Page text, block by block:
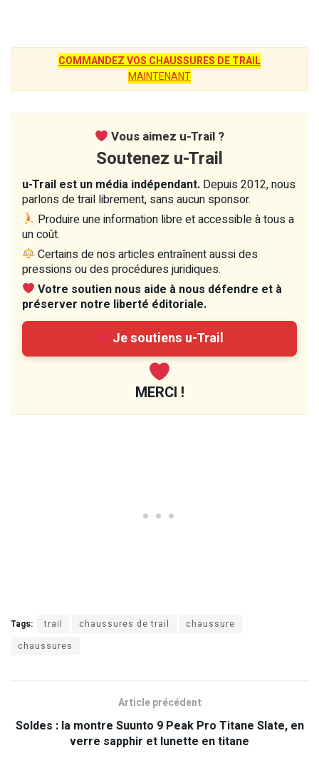
COMMANDEZ VOS CHAUSSURES DE TRAIL
MAINTENANT
Vous aimez u-Trail ?
Soutenez u-Trail
u-Trail est un média indépendant. Depuis 2012, nous
parlons de trail librement, sans aucun sponsor.
Produire une information libre et accessible à tous a
un coût.
Certains de nos articles entraînent aussi des
pressions ou des procédures juridiques.
Votre soutien nous aide à nous défendre et à
préserver notre liberté éditoriale.
Je soutiens u-Trail
MERCI !
Tags: trail chaussures de trail
chaussure
chaussures
Article précédent
Soldes : la montre Suunto 9 Peak Pro Titane Slate, en
verre sapphir et lunette en titane